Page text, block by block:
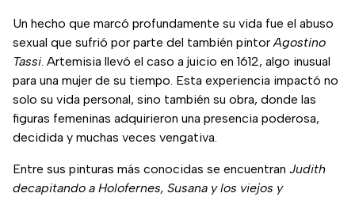
Un hecho que marcó profundamente su vida fue el abuso
sexual que sufrió por parte del también pintorAgostino
Tassi. Artemisia llevó el caso a juicio en 1612, algo inusual
para una mujer de su tiempo. Esta experiencia impactó no
solo su vida personal, sino también su obra, donde las
figuras femeninas adquirieron una presencia poderosa,
decidida y muchas veces vengativa.
Entre sus pinturas más conocidas se encuentran Judith
decapitando a Holofernes, Susana y los viejos y